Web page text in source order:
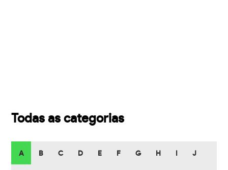
Todas as categorias
A B C D E F G H J